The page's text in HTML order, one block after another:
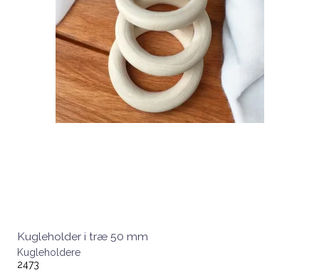
Kugleholder i træ 50 mm
Kugleholdere
2473